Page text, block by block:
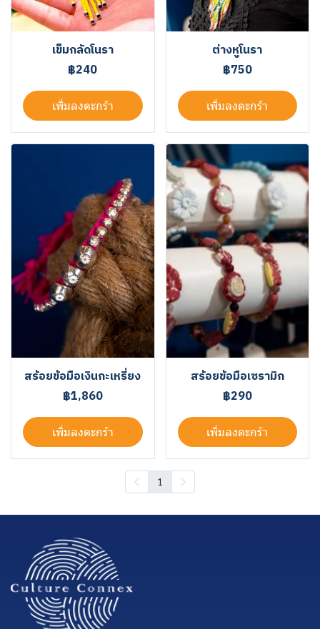
เข็มกลัดโนรา
฿240
เพิ่มลงตะกร้า
ต่างหูโนรา
฿750
เพิ่มลงตะกร้า
สร้อยข้อมือเงินกะเหรี่ยง
฿1,860
เพิ่มลงตะกร้า
สร้อยข้อมือเซรามิก
฿290
เพิ่มลงตะกร้า
1